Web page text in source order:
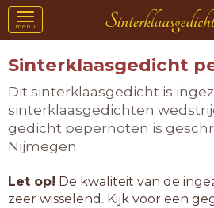
Toggle
navigation
menu
Sinterklaasgedicht
Dit sinterklaasgedicht is
sinterklaasgedichten
gedicht pepernoten is
Nijmegen.
Let op! De kwaliteit van de
zeer wisselend. Kijk voor een